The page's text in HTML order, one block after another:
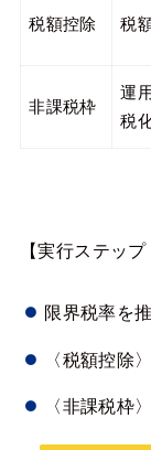
税額控除 税
非課税枠
運
税
【実行ステップ
限界税率を
〈税額控除
〈非課税枠